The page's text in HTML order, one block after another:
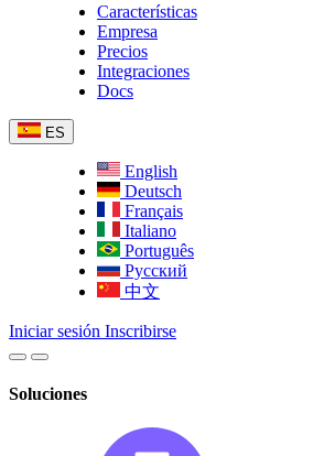
Características
Empresa
Precios
Integraciones
Docs
ES
English
Deutsch
Français
Italiano
Português
Русский
中文
Iniciar sesión Inscribirse
Soluciones